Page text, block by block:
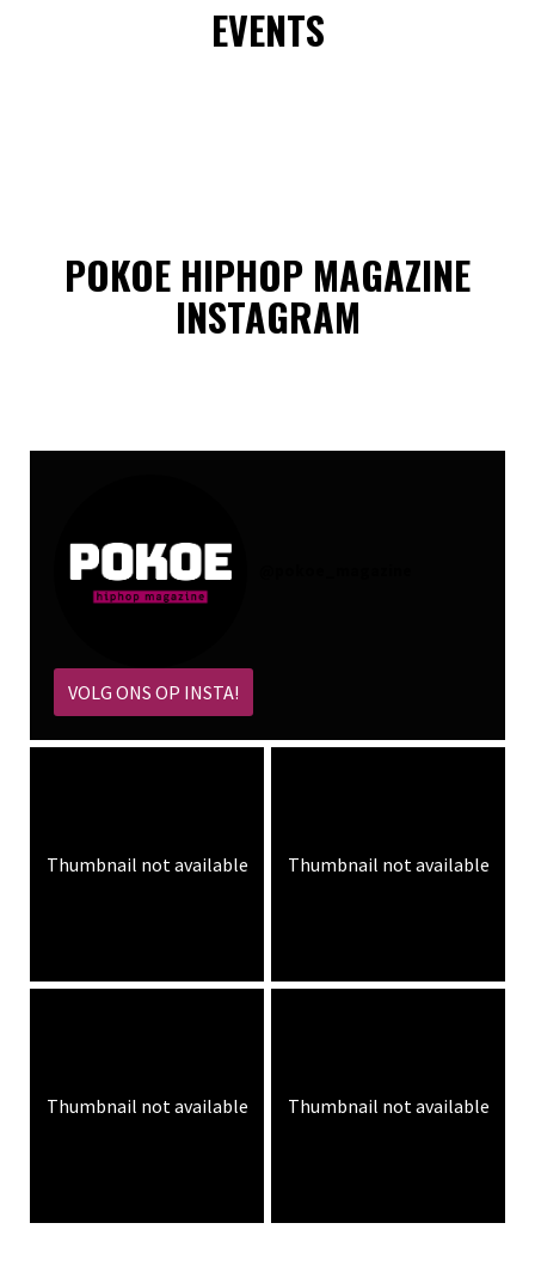
EVENTS
POKOE HIPHOP MAGAZINE
INSTAGRAM
VOLG ONS OP INSTA!
Thumbnail not available Thumbnail not available
Thumbnail not available Thumbnail not available